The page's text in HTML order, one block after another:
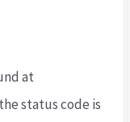
at
status code is